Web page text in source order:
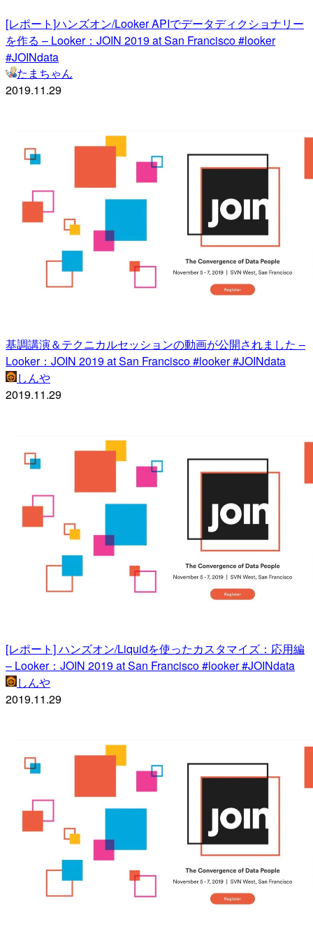
[レポート]ハンズオン/Looker APIでデータディクショナリー
を作る – Looker：JOIN 2019 at San Francisco #looker
#JOINdata
たまちゃん
2019.11.29
基調講演＆テクニカルセッションの動画が公開されました –
Looker：JOIN 2019 at San Francisco #looker #JOINdata
しんや
2019.11.29
[レポート] ハンズオン/Liquidを使ったカスタマイズ：応用編
– Looker：JOIN 2019 at San Francisco #looker #JOINdata
しんや
2019.11.29